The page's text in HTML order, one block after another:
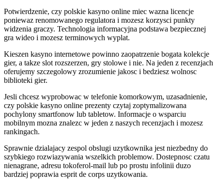
Potwierdzenie, czy polskie kasyno online miec wazna licencje
poniewaz renomowanego regulatora i mozesz korzysci punkty
widzenia graczy. Technologia informacyjna podstawa bezpiecznej
gra wideo i mozesz terminowych wyplat.
Kieszen kasyno internetowe powinno zaopatrzenie bogata kolekcje
gier, a takze slot rozszerzen, gry stolowe i nie. Na jeden z recenzjach
oferujemy szczegolowy zrozumienie jakosc i bedziesz wolnosc
biblioteki gier.
Jesli chcesz wyprobowac w telefonie komorkowym, uzasadnienie,
czy polskie kasyno online prezenty czytaj zoptymalizowana
pochylony smartfonow lub tabletow. Informacje o wsparciu
mobilnym mozna znalezc w jeden z naszych recenzjach i mozesz
rankingach.
Sprawnie dzialajacy zespol obslugi uzytkownika jest niezbedny do
szybkiego rozwiazywania wszelkich problemow. Dostepnosc czatu
nienagrane, adresu tokoferol-mail lub po prostu infolinii duzo
bardziej poprawia esprit de corps uzytkowania.